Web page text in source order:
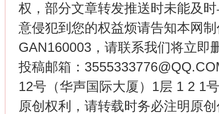
权，部分文章转发推送时未能及
意侵犯到您的权益烦请告知本网
GAN160003，请联系我们将立即
投稿邮箱：
12号（华声国际大厦）1层 1 2 1
原创权利，请转载时务必注明原
揭批美国五大"原罪" "炒